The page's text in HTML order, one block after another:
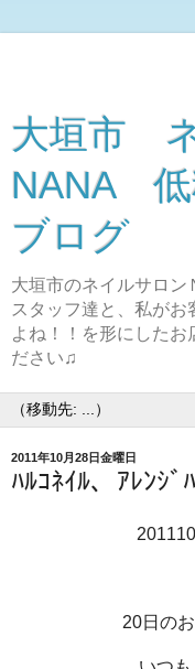
大垣市
NANA 低
ブログ
大垣市のネイルサロン
スタッフ達と、私が
よね！！を形にしたお
ださい♫
2011年10月28日金曜日
ﾊﾙｺﾈｲﾙ、ｱﾚﾝｼﾞ
20日の